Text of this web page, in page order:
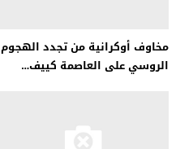
مخاوف أوكرانية من تجدد الهجوم
الروسي على العاصمة كييف…